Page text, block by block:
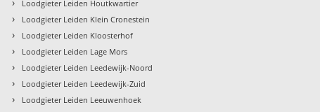
› Loodgieter Leiden Houtkwartier
› Loodgieter Leiden Klein Cronestein
› Loodgieter Leiden Kloosterhof
› Loodgieter Leiden Lage Mors
› Loodgieter Leiden Leedewijk-Noord
› Loodgieter Leiden Leedewijk-Zuid
› Loodgieter Leiden Leeuwenhoek